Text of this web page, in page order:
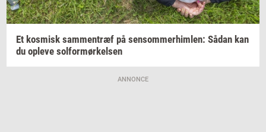
Et kos­misk sam­men­træf på sen­som­mer­him­len: Sådan kan
du op­le­ve sol­for­mør­kel­sen
ANNONCE